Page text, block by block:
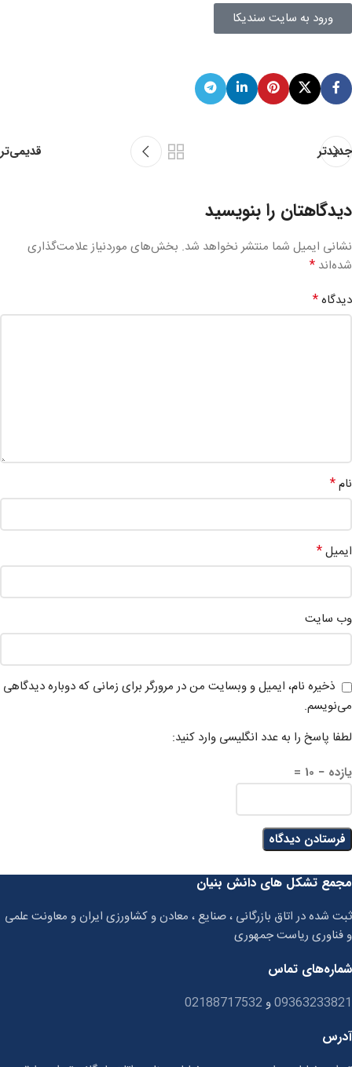
ورود به سایت سندیکا
جدیدتر قدیمی‌تر
دیدگاهتان را بنویسید
نشانی ایمیل شما منتشر نخواهد شد. بخش‌های موردنیاز علامت‌گذاری
شده‌اند *
دیدگاه*
نام*
ایمیل*
وب‌ سایت
ذخیره نام، ایمیل و وبسایت من در مرورگر برای زمانی که دوباره دیدگاهی
می‌نویسم.
لطفا پاسخ را به عدد انگلیسی وارد کنید:
یازده − 10 =
مجمع تشکل های دانش بنیان
ثبت شده در اتاق بازرگانی ، صنایع ، معادن و کشاورزی ایران و معاونت علمی
و فناوری ریاست جمهوری
شماره‌های تماس
09363233821و 02188717532
آدرس